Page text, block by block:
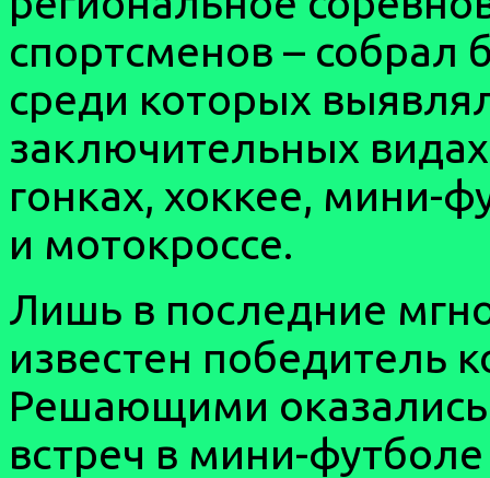
спортсменов – собрал
среди которых
заключительных
гонках, хоккее, мини-
и мотокроссе.
Лишь в последние
известен победитель
Решающими
встреч в мини-футболе